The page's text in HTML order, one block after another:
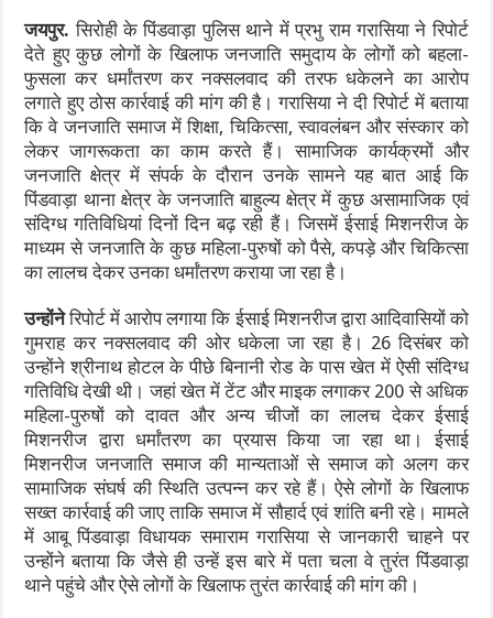
सी-डैक और भारतीय भूवैज्ञानिक सर्वेक्षण ने अगली पीढ़ी की तकनीकों के
हैदराबाद में ब्रिक्स भ्रष्टाचार-विरोधी कार्य समूह की दूसरी बैठक शुरू हुई
उपभोक्ता कार्य विभाग ने 17 से 31 अगस्त, 2026 तक सरकारी अनुमोदित
जयपुर. सिरोही के पिंडवाड़ा पुलिस थाने में प्रभु राम गरासिया ने रिपोर्ट
देते हुए कुछ लोगों के खिलाफ जनजाति समुदाय के लोगों को बहला-
फुसला कर धर्मांतरण कर नक्सलवाद की तरफ धकेलने का आरोप
लगाते हुए ठोस कार्रवाई की मांग की है। गरासिया ने दी रिपोर्ट में बताया
कि वे जनजाति समाज में शिक्षा, चिकित्सा, स्वावलंबन और संस्कार को
लेकर जागरूकता का काम करते हैं। सामाजिक कार्यक्रमों और
जनजाति क्षेत्र में संपर्क के दौरान उनके सामने यह बात आई कि
पिंडवाड़ा थाना क्षेत्र के जनजाति बाहुल्य क्षेत्र में कुछ असामाजिक एवं
संदिग्ध गतिविधियां दिनों दिन बढ़ रही हैं। जिसमें ईसाई मिशनरीज के
माध्यम से जनजाति के कुछ महिला-पुरुषों को पैसे, कपड़े और चिकित्सा
का लालच देकर उनका धर्मांतरण कराया जा रहा है।
उन्होंनेरिपोर्ट में आरोप लगाया कि ईसाई मिशनरीज द्वारा आदिवा​​सियों को
गुमराह कर नक्सलवाद की ओर धकेला जा रहा है। 26 दिसंबर को
उन्होंने श्रीनाथ होटल के पीछे बिनानी रोड के पास खेत में ऐसी संदिग्ध
गतिविधि देखी थी। जहां खेत में टेंट और माइक लगाकर 200 से अधिक
महिला-पुरुषों को दावत और अन्य चीजों का लालच देकर ईसाई
मिशनरीज द्वारा धर्मांतरण का प्रयास किया जा रहा था। ईसाई
मिशनरीज जनजाति समाज की मान्यताओं से समाज को अलग कर
सामाजिक संघर्ष की स्थिति उत्पन्न कर रहे हैं। ऐसे लोगों के खिलाफ
सख्त कार्रवाई की जाए ताकि समाज में सौहार्द एवं शांति बनी रहे। मामले
में आबू पिंडवाड़ा विधायक समाराम गरासिया से जानकारी चाहने पर
उन्होंने बताया कि जैसे ही उन्हें इस बारे में पता चला वे तुरंत पिंडवाड़ा
थाने पहुंचे और ऐसे लोगों के खिलाफ तुरंत कार्रवाई की मांग की।